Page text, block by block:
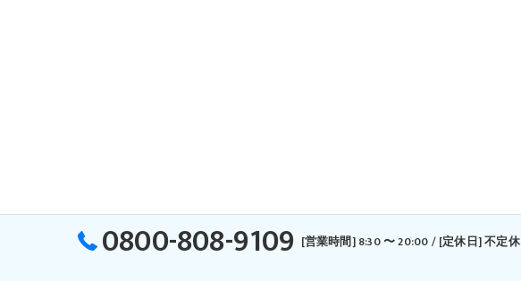
0800-808-9109 [営業時間] 8:30 〜 20:00 / [定休日] 不定休